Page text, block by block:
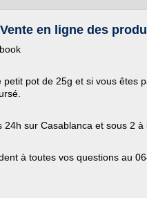
en ligne des
petit pot de 25g et si vous êtes
24h sur Casablanca et sous 2
à toutes vos questions au